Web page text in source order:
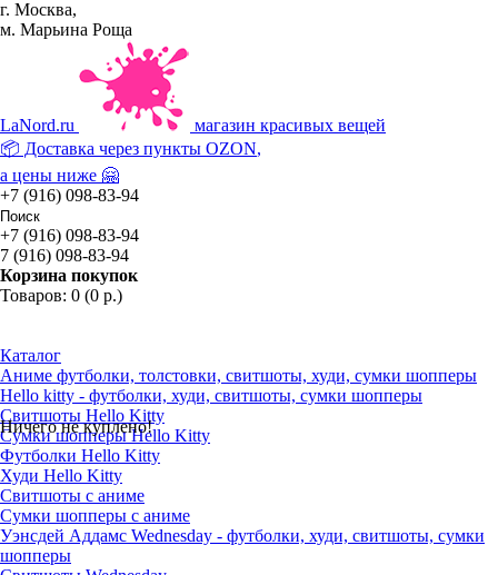
г. Москва,
м. Марьина Роща
LaNord.ru
магазин красивых вещей
📦 Доставка через пункты OZON,
а цены ниже 🤗
+7 (916) 098-83-94
+7 (916) 098-83-94
7 (916) 098-83-94
Корзина покупок
Товаров: 0 (0 р.)
Ничего не куплено!
Каталог
Аниме футболки, толстовки, свитшоты, худи, сумки шопперы
Hello kitty - футболки, худи, свитшоты, сумки шопперы
Свитшоты Hello Kitty
Сумки шопперы Hello Kitty
Футболки Hello Kitty
Худи Hello Kitty
Свитшоты с аниме
Сумки шопперы с аниме
Уэнсдей Аддамс Wednesday - футболки, худи, свитшоты, сумки
шопперы